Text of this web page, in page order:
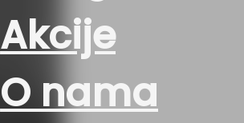
Akcije
O nama